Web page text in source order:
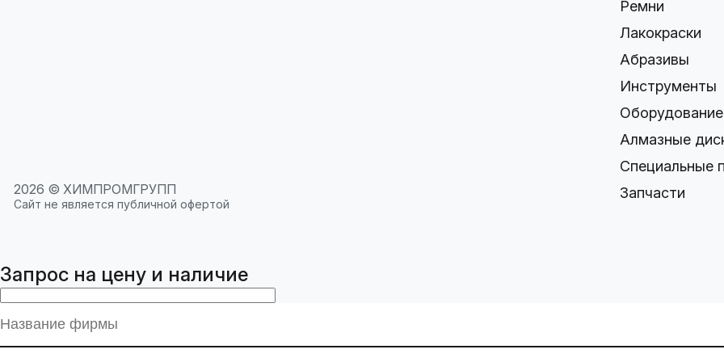
2026 © ХИМПРОМГРУПП
Сайт не является публичной офертой
Ремни
Лакокраски
Абразивы
Инструменты
Оборудование
Алмазные
Специальные
Запчасти
Запрос на цену и наличие